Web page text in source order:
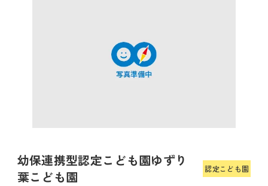
幼保連携型認定こども園ゆずり
葉こども園
認定こども園